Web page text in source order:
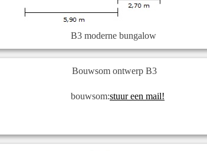
B3 moderne bungalow
Bouwsom ontwerp B3
bouwsom:stuur een mail!